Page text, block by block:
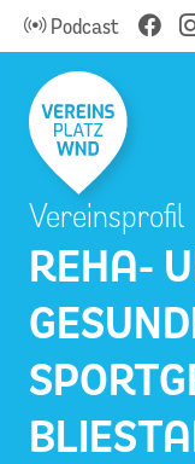
Podcast
REHA-
Vereinsprofil